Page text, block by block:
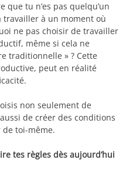
que tu n’es pas quelqu’un
à un moment où
ne pas choisir de travailler
même si cela ne
traditionnelle » ? Cette
peut en réalité
non seulement de
de créer des conditions
toi-même.
tes règles dès aujourd’hui